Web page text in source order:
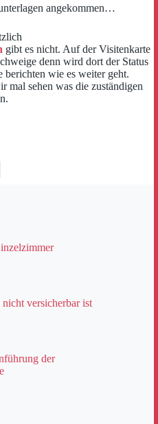
angekommen…
gibt es nicht. Auf der Visitenkarte
denn wird dort der Status
berichten wie es weiter geht.
mal sehen was die zuständigen
versicherbar ist
der